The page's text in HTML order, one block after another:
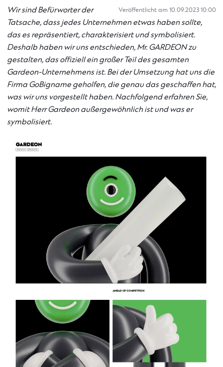
Veröffentlicht am 10.09.2023 10:00
Wir sind Befürworter der
Tatsache, dass jedes Unternehmen etwas haben sollte,
das es repräsentiert, charakterisiert und symbolisiert.
Deshalb haben wir uns entschieden, Mr. GARDEON zu
gestalten, das offiziell ein großer Teil des gesamten
Gardeon-Unternehmens ist. Bei der Umsetzung hat uns die
Firma GoBigname geholfen, die genau das geschaffen hat,
was wir uns vorgestellt haben. Nachfolgend erfahren Sie,
womit Herr Gardeon außergewöhnlich ist und was er
symbolisiert.